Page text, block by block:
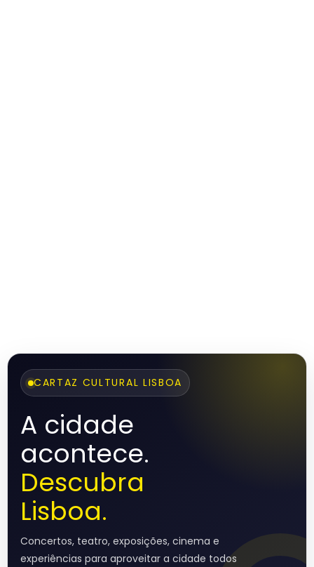
CARTAZ CULTURAL LISBOA
A cidade
acontece.
Descubra
Lisboa.
Concertos, teatro, exposições, cinema e
experiências para aproveitar a cidade todos